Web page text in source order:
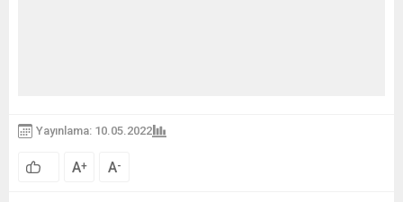
Yayınlama: 10.05.2022
A+ A-